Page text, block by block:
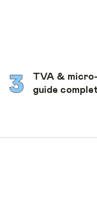
TVA &
guide